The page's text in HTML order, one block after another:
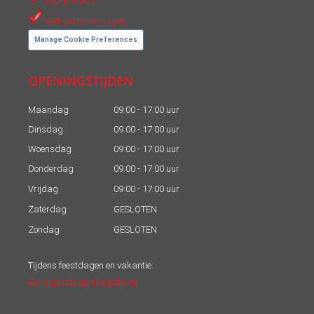
Veel gestelde vragen
Manage Cookie Preferences
OPENINGSTIJDEN
Maandag
09:00 - 17:00 uur
Dinsdag
09:00 - 17:00 uur
Woensdag
09:00 - 17:00 uur
Donderdag
09:00 - 17:00 uur
Vrijdag
09:00 - 17:00 uur
Zaterdag
GESLOTEN
Zondag
GESLOTEN
Tijdens feestdagen en vakantie:
Aangepaste openingstijden